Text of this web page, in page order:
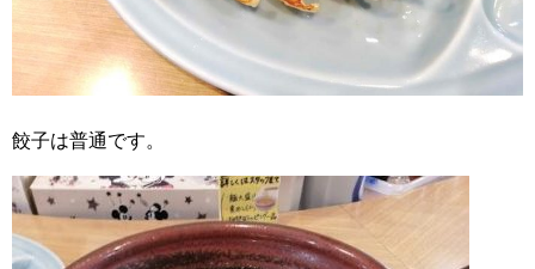
餃子は普通です。